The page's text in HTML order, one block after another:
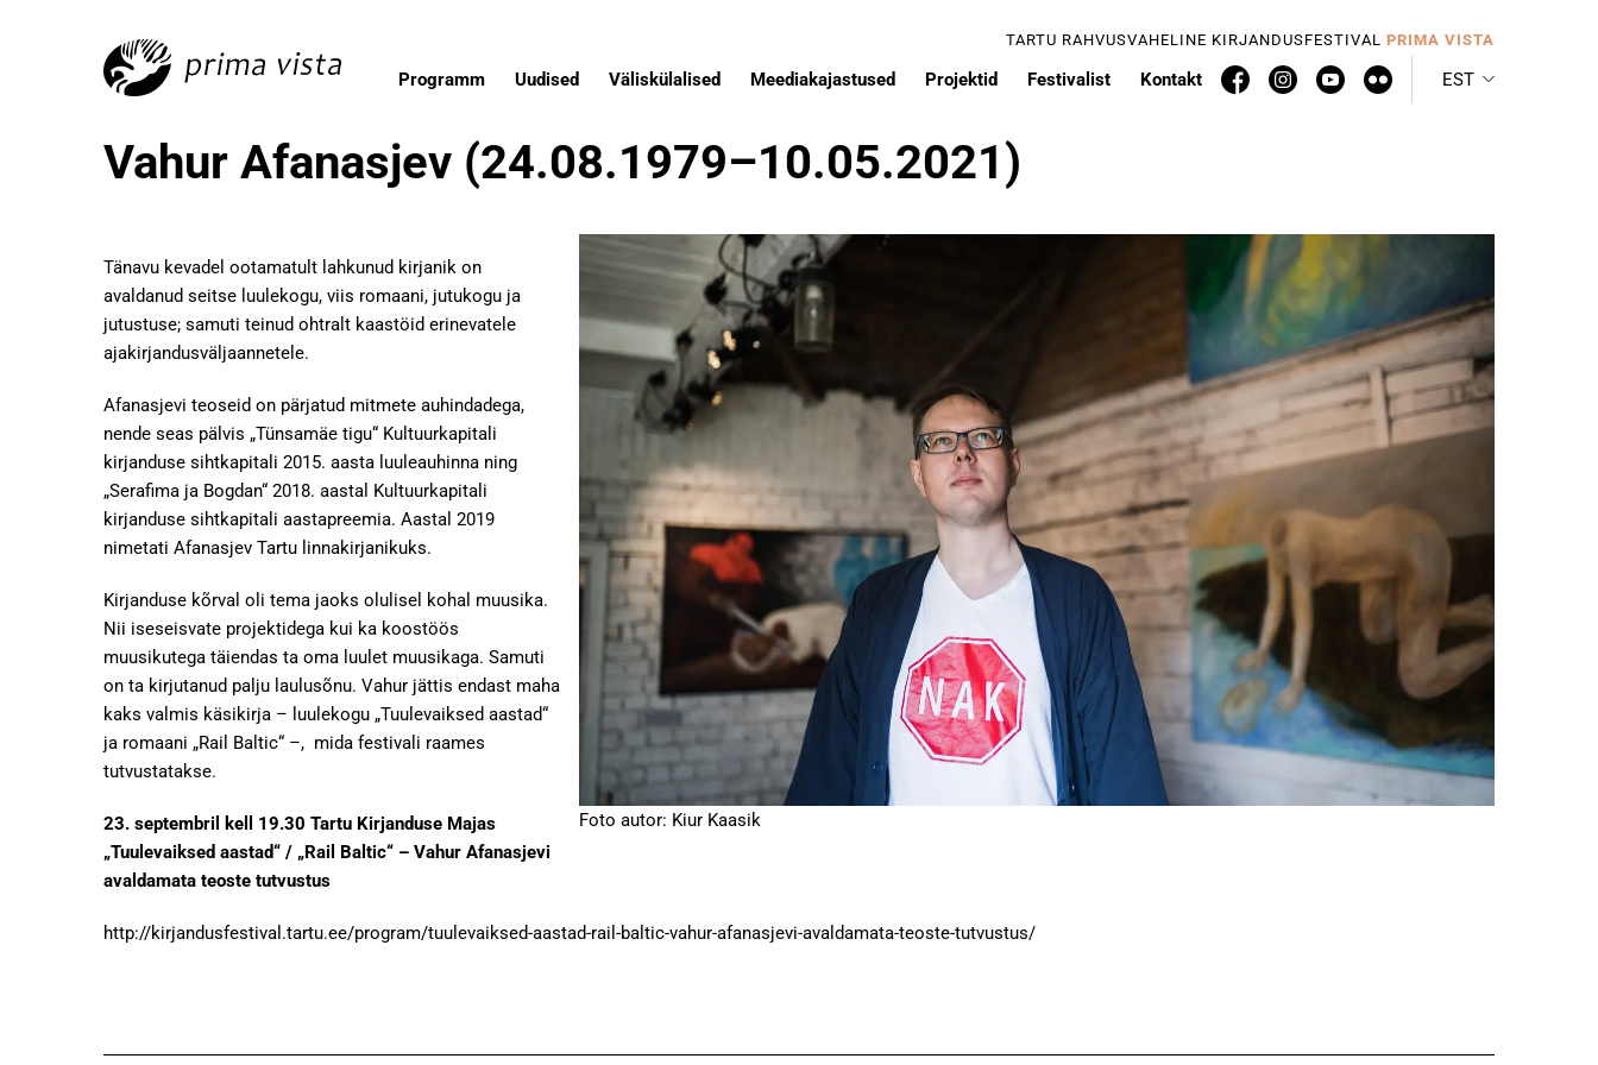
TARTU RAHVUSVAHELINE KIRJANDUSFESTIVAL PRIMA VISTA
Programm Uudised Väliskülalised Meediakajastused Projektid Festivalist Kontakt EST
Vahur Afanasjev (24.08.1979–10.05.2021)
Foto autor: Kiur Kaasik
Tänavu kevadel ootamatult lahkunud kirjanik on
avaldanud seitse luulekogu, viis romaani, jutukogu ja
jutustuse; samuti teinud ohtralt kaastöid erinevatele
ajakirjandusväljaannetele.
Afanasjevi teoseid on pärjatud mitmete auhindadega,
nende seas pälvis „Tünsamäe tigu“ Kultuurkapitali
kirjanduse sihtkapitali 2015. aasta luuleauhinna ning
„Serafima ja Bogdan“ 2018. aastal Kultuurkapitali
kirjanduse sihtkapitali aastapreemia. Aastal 2019
nimetati Afanasjev Tartu linnakirjanikuks.
Kirjanduse kõrval oli tema jaoks olulisel kohal muusika.
Nii iseseisvate projektidega kui ka koostöös
muusikutega täiendas ta oma luulet muusikaga. Samuti
on ta kirjutanud palju laulusõnu. Vahur jättis endast maha
kaks valmis käsikirja – luulekogu „Tuulevaiksed aastad“
ja romaani „Rail Baltic“ –, mida festivali raames
tutvustatakse.
23. septembril kell 19.30 Tartu Kirjanduse Majas
„Tuulevaiksed aastad“ / „Rail Baltic“ – Vahur Afanasjevi
avaldamata teoste tutvustus
http://kirjandusfestival.tartu.ee/program/tuulevaiksed-aastad-rail-baltic-vahur-afanasjevi-avaldamata-teoste-tutvustus/